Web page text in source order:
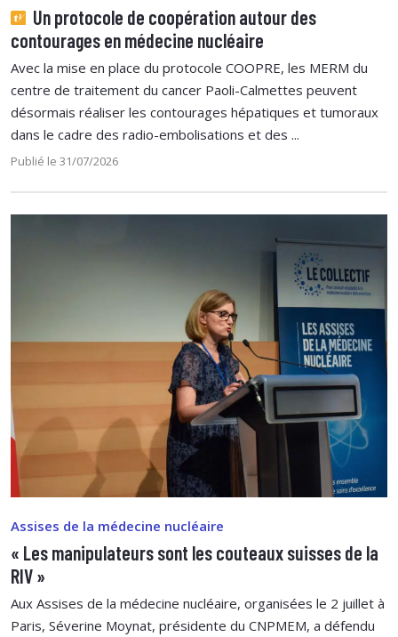
Un protocole de coopération autour des
contourages en médecine nucléaire
Avec la mise en place du protocole COOPRE, les MERM du
centre de traitement du cancer Paoli-Calmettes peuvent
désormais réaliser les contourages hépatiques et tumoraux
dans le cadre des radio-embolisations et des ...
Publié le 31/07/2026
Assises de la médecine nucléaire
« Les manipulateurs sont les couteaux suisses de la
RIV »
Aux Assises de la médecine nucléaire, organisées le 2 juillet à
Paris, Séverine Moynat, présidente du CNPMEM, a défendu